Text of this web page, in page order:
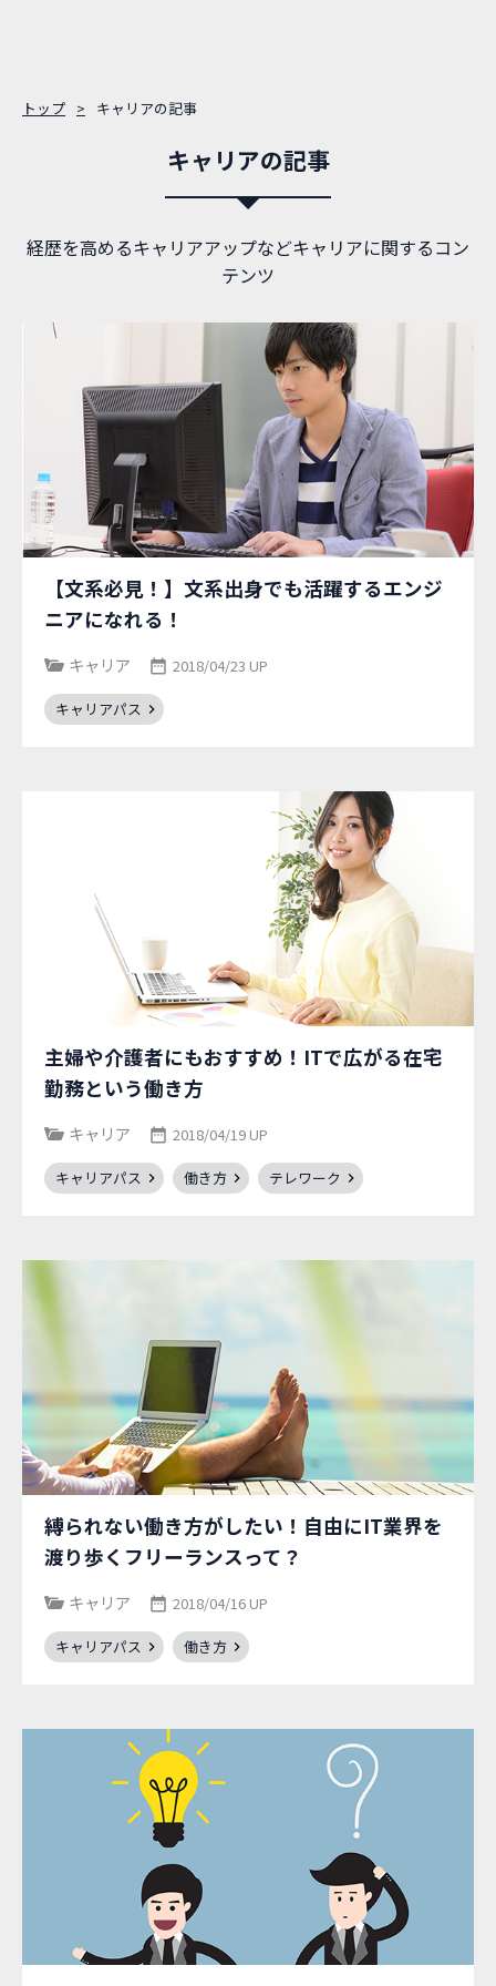
トップ キャリアの記事
キャリアの記事
経歴を高めるキャリアアップなどキャリアに関するコン
テンツ
【文系必見！】文系出身でも活躍するエンジ
ニアになれる！
キャリア 2018/04/23 UP
キャリアパス
主婦や介護者にもおすすめ！ITで広がる在宅
勤務という働き方
キャリア 2018/04/19 UP
キャリアパス 働き方 テレワーク
縛られない働き方がしたい！自由にIT業界を
渡り歩くフリーランスって？
キャリア 2018/04/16 UP
キャリアパス 働き方